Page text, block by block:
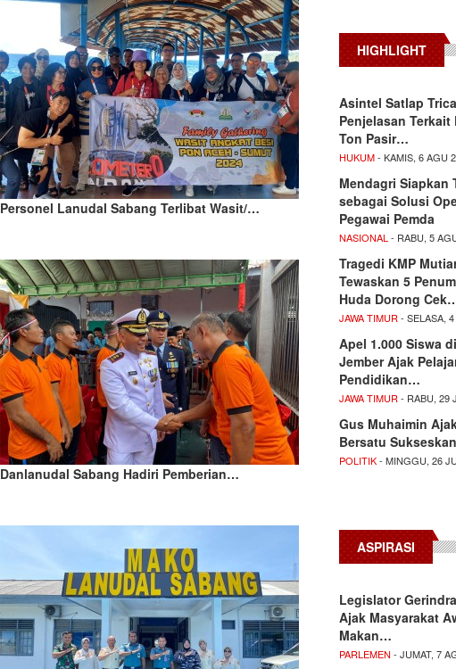
Personel Lanudal Sabang Terlibat Wasit/…
Danlanudal Sabang Hadiri Pemberian…
HIGHLIGHT
Asintel Satlap
Penjelasan Terkait
Ton Pasir…
HUKUM- KAMIS, 6 AGU
Mendagri Siapkan
sebagai Solusi
Pegawai Pemda
NASIONAL - RABU, 5
Tragedi KMP
Tewaskan 5
Huda Dorong
JAWA TIMUR - SELASA,
Apel 1.000 Siswa
Jember Ajak
Pendidikan…
JAWA TIMUR - RABU, 29
Gus Muhaimin
Bersatu
POLITIK- MINGGU, 26
ASPIRASI
Legislator
Ajak Masyarakat
Makan…
PARLEMEN - JUMAT, 7